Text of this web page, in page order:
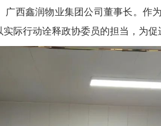
利企查询
西鑫润物业集团公司董事长。作
际行动诠释政协委员的担当，为促